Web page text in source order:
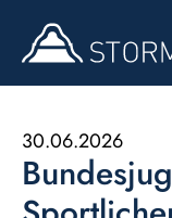
Begabten- und
Berufsinfo
Konzept zur
Für Eltern
Formulare
30.06.2026